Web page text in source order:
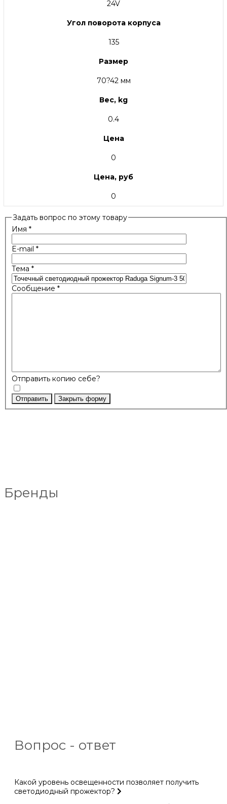
24V
Угол поворота корпуса
135
Размер
70?42 мм
Вес, kg
0.4
Цена
0
Цена, руб
0
Задать вопрос по этому товару
Имя *
E-mail *
Тема *
Сообщение *
Отправить копию себе?
Отправить Закрыть форму
Бренды
Вопрос - ответ
Какой уровень освещенности позволяет получить
светодиодный прожектор?